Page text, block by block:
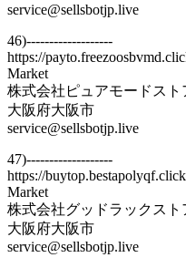
service@sellsbotjp.live
46)-------------------
https://
Market
株式会社ピュアモードスト
大阪府大阪市
service@sellsbotjp.live
47)-------------------
https://
Market
株式会社グッドラックスト
大阪府大阪市
service@sellsbotjp.live